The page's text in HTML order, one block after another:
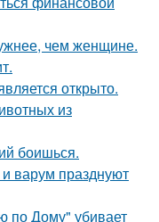
чем женщине.
открыто.
из
боишься.
варум празднуют
по Дому" убивает